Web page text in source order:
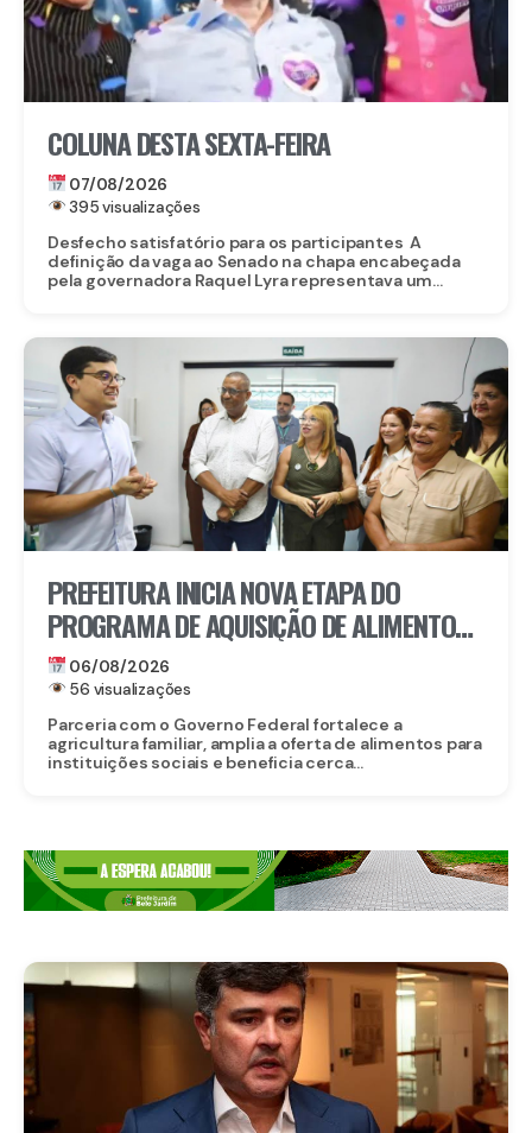
COLUNA DESTA SEXTA-FEIRA
07/08/2026
395 visualizações
Desfecho satisfatório para os participantes A
definição da vaga ao Senado na chapa encabeçada
pela governadora Raquel Lyra representava um...
PREFEITURA INICIA NOVA ETAPA DO
PROGRAMA DE AQUISIÇÃO DE ALIMENTOS E
ANUNCIA CRIAÇÃO DO PAA RECIFE
06/08/2026
56 visualizações
Parceria com o Governo Federal fortalece a
agricultura familiar, amplia a oferta de alimentos para
instituições sociais e beneficia cerca...